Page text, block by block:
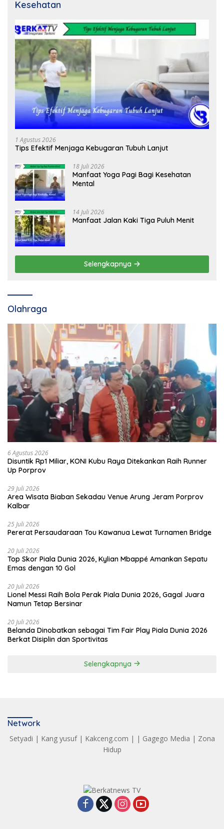
Kesehatan
1 Agustus 2026
Tips Efektif Menjaga Kebugaran Tubuh Lanjut
18 Juli 2026
Manfaat Yoga Pagi Bagi Kesehatan
Mental
14 Juli 2026
Manfaat Jalan Kaki Tiga Puluh Menit
Selengkapnya
Olahraga
6 Agustus 2026
Disuntik Rp1 Miliar, KONI Kubu Raya Ditekankan Raih Runner
Up Porprov
29 Juli 2026
Area Wisata Biaban Sekadau Venue Arung Jeram Porprov
Kalbar
25 Juli 2026
Pererat Persaudaraan Tou Kawanua Lewat Turnamen Bridge
20 Juli 2026
Top Skor Piala Dunia 2026, Kylian Mbappé Amankan Sepatu
Emas dengan 10 Gol
20 Juli 2026
Lionel Messi Raih Bola Perak Piala Dunia 2026, Gagal Juara
Namun Tetap Bersinar
20 Juli 2026
Belanda Dinobatkan sebagai Tim Fair Play Piala Dunia 2026
Berkat Disiplin dan Sportivitas
Selengkapnya
Network
Setyadi | Kang yusuf| Kakceng.com | | Gagego Media | Zona
Hidup